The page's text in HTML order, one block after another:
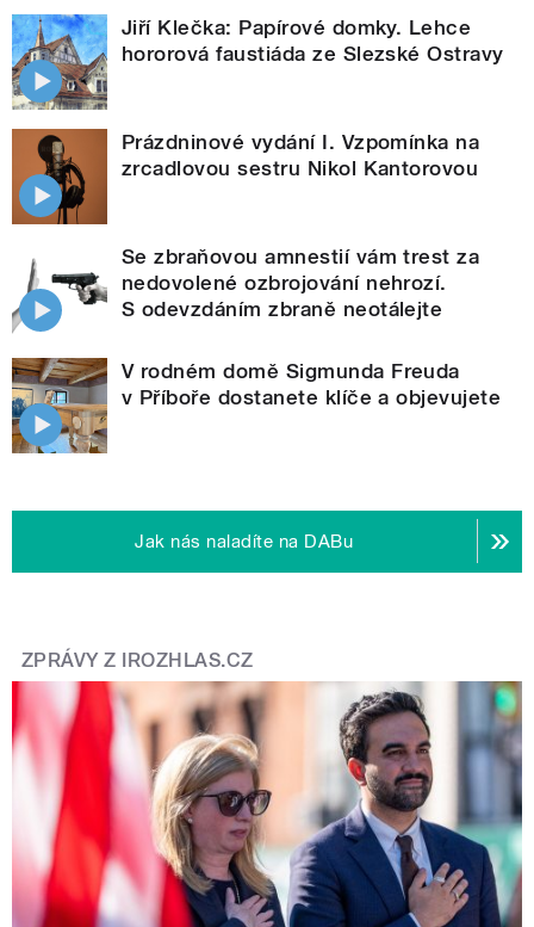
Jiří Klečka: Papírové domky. Lehce
hororová faustiáda ze Slezské Ostravy
Prázdninové vydání I. Vzpomínka na
zrcadlovou sestru Nikol Kantorovou
Se zbraňovou amnestií vám trest za
nedovolené ozbrojování nehrozí.
S odevzdáním zbraně neotálejte
V rodném domě Sigmunda Freuda
v Příboře dostanete klíče a objevujete
Jak nás naladíte na DABu
ZPRÁVY Z IROZHLAS.CZ